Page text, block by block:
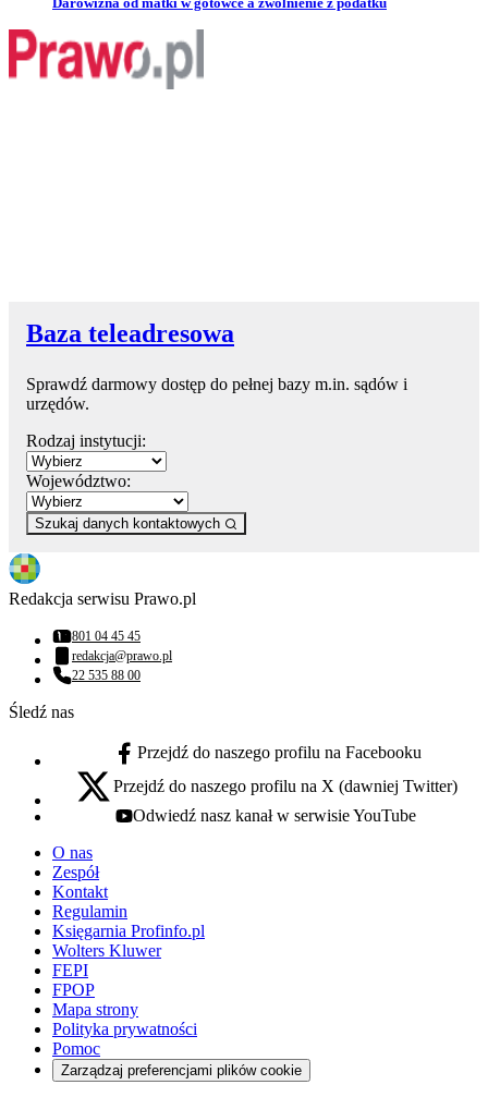
Baza teleadresowa
Sprawdź darmowy dostęp do pełnej bazy m.in. sądów i
urzędów.
Rodzaj instytucji:
Województwo:
Szukaj danych kontaktowych
Redakcja serwisu Prawo.pl
Numer telefonu:
801 04 45 45
Adres email:
redakcja@prawo.pl
Numer telefonu:
22 535 88 00
Śledź nas
facebook - otwiera się w nowej karcie
Przejdź do naszego profilu na Facebooku
x - otwiera się w nowej karcie
Przejdź do naszego profilu na X (dawniej Twitter)
youtube - otwiera się w nowej karcie
Odwiedź nasz kanał w serwisie YouTube
O nas
Zespół
Kontakt
Regulamin
Księgarnia Profinfo.pl
Wolters Kluwer
FEPI
FPOP
Mapa strony
Polityka prywatności
Pomoc
Zarządzaj preferencjami plików cookie